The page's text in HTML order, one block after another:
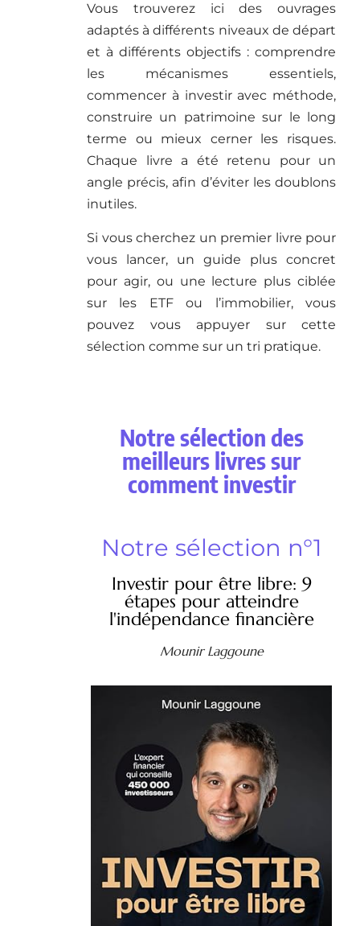
Vous trouverez ici des ouvrages
adaptés à différents niveaux de départ
et à différents objectifs : comprendre
les mécanismes essentiels,
commencer à investir avec méthode,
construire un patrimoine sur le long
terme ou mieux cerner les risques.
Chaque livre a été retenu pour un
angle précis, afin d’éviter les doublons
inutiles.
Si vous cherchez un premier livre pour
vous lancer, un guide plus concret
pour agir, ou une lecture plus ciblée
sur les ETF ou l’immobilier, vous
pouvez vous appuyer sur cette
sélection comme sur un tri pratique.
Notre sélection des
meilleurs livres sur
comment investir
Notre sélection n°1
Investir pour être libre: 9
étapes pour atteindre
l'indépendance financière
Mounir Laggoune